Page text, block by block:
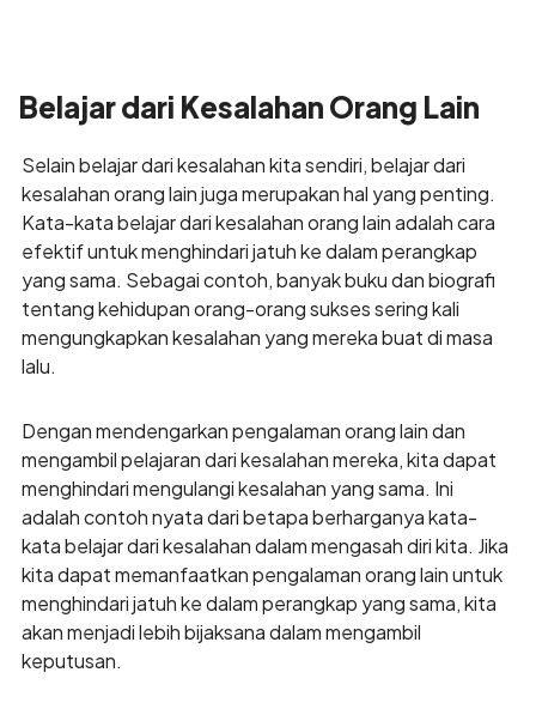
Belajar dari Kesalahan Orang Lain
Selain belajar dari kesalahan kita sendiri, belajar dari
kesalahan orang lain juga merupakan hal yang penting.
Kata-kata belajar dari kesalahan orang lain adalah cara
efektif untuk menghindari jatuh ke dalam perangkap
yang sama. Sebagai contoh, banyak buku dan biografi
tentang kehidupan orang-orang sukses sering kali
mengungkapkan kesalahan yang mereka buat di masa
lalu.
Dengan mendengarkan pengalaman orang lain dan
mengambil pelajaran dari kesalahan mereka, kita dapat
menghindari mengulangi kesalahan yang sama. Ini
adalah contoh nyata dari betapa berharganya kata-
kata belajar dari kesalahan dalam mengasah diri kita. Jika
kita dapat memanfaatkan pengalaman orang lain untuk
menghindari jatuh ke dalam perangkap yang sama, kita
akan menjadi lebih bijaksana dalam mengambil
keputusan.